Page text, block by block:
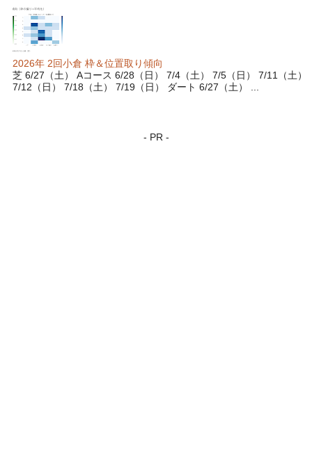
2026年 2回小倉 枠＆位置取り傾向
芝 6/27（土） Aコース 6/28（日） 7/4（土） 7/5（日） 7/11（土）
7/12（日） 7/18（土） 7/19（日） ダート 6/27（土） ...
- PR -